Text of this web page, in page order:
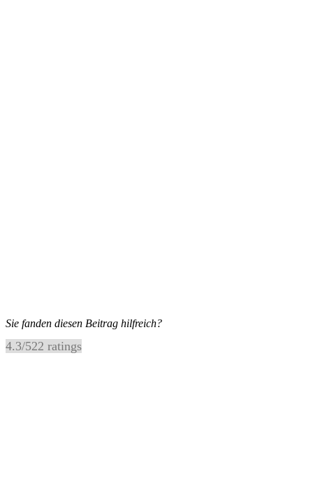
Sie fanden diesen Beitrag hilfreich?
4.3/522 ratings